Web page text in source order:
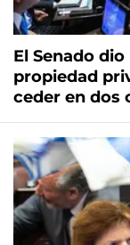
El Senado
propiedad
ceder en dos